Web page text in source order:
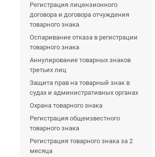
Регистрация лицензионного
договора и договора отчуждения
товарного знака
Оспаривание отказа в регистрации
товарного знака
Аннулирование товарных знаков
третьих лиц
Защита прав на товарный знак в
судах и административных органах
Охрана товарного знака
Регистрация общеизвестного
товарного знака
Регистрация товарного знака за 2
месяца